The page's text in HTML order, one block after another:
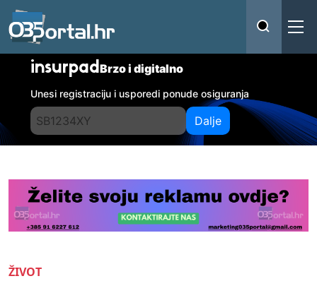
insurpadBrzo i digitalno
Unesi registraciju i usporedi ponude osiguranja
Dalje
ŽIVOT